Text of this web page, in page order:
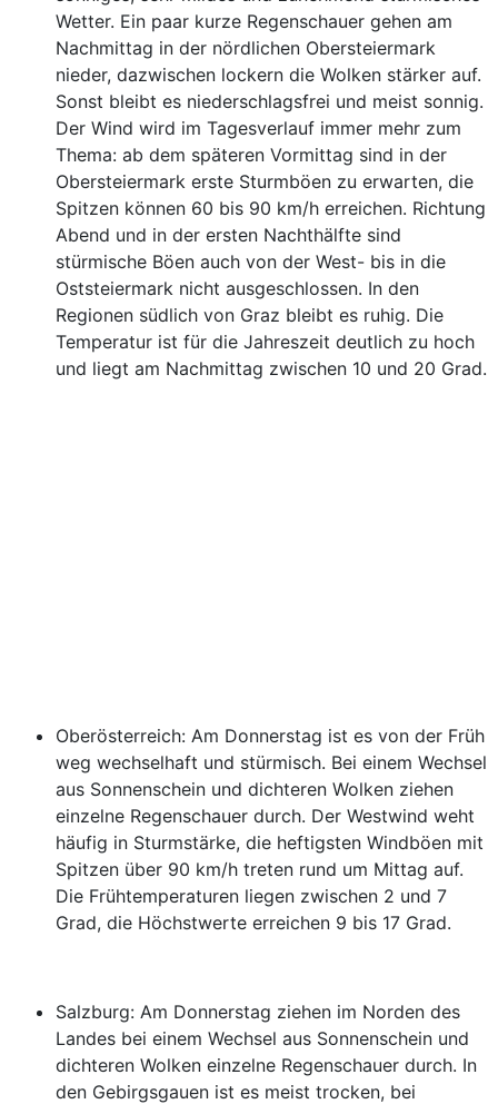
Wetter. Ein paar kurze Regenschauer gehen am
Nachmittag in der nördlichen Obersteiermark
nieder, dazwischen lockern die Wolken stärker auf.
Sonst bleibt es niederschlagsfrei und meist sonnig.
Der Wind wird im Tagesverlauf immer mehr zum
Thema: ab dem späteren Vormittag sind in der
Obersteiermark erste Sturmböen zu erwarten, die
Spitzen können 60 bis 90 km/h erreichen. Richtung
Abend und in der ersten Nachthälfte sind
stürmische Böen auch von der West- bis in die
Oststeiermark nicht ausgeschlossen. In den
Regionen südlich von Graz bleibt es ruhig. Die
Temperatur ist für die Jahreszeit deutlich zu hoch
und liegt am Nachmittag zwischen 10 und 20 Grad.
Oberösterreich: Am Donnerstag ist es von der Früh
weg wechselhaft und stürmisch. Bei einem Wechsel
aus Sonnenschein und dichteren Wolken ziehen
einzelne Regenschauer durch. Der Westwind weht
häufig in Sturmstärke, die heftigsten Windböen mit
Spitzen über 90 km/h treten rund um Mittag auf.
Die Frühtemperaturen liegen zwischen 2 und 7
Grad, die Höchstwerte erreichen 9 bis 17 Grad.
Salzburg: Am Donnerstag ziehen im Norden des
Landes bei einem Wechsel aus Sonnenschein und
dichteren Wolken einzelne Regenschauer durch. In
den Gebirgsgauen ist es meist trocken, bei